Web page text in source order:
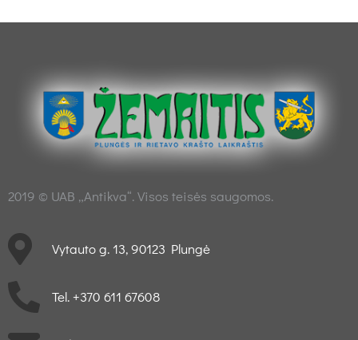
2019 © UAB „Antikva“. Visos teisės saugomos.
Vytauto g. 13, 90123 Plungė
Tel. +370 611 67608